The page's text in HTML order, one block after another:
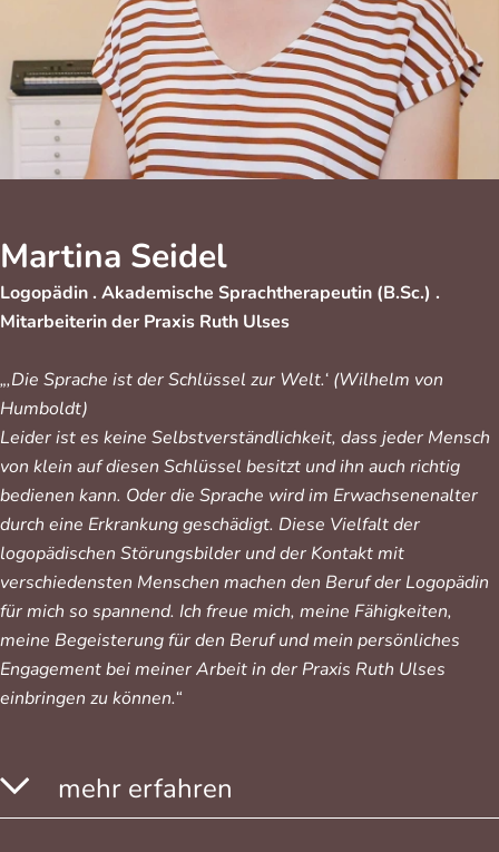
Martina Seidel
Logopädin . Akademische Sprachtherapeutin (B.Sc.) .
Mitarbeiterin der Praxis Ruth Ulses
„‚Die Sprache ist der Schlüssel zur Welt.‘ (Wilhelm von
Humboldt)
Leider ist es keine Selbstverständlichkeit, dass jeder Mensch
von klein auf diesen Schlüssel besitzt und ihn auch richtig
bedienen kann. Oder die Sprache wird im Erwachsenenalter
durch eine Erkrankung geschädigt. Diese Vielfalt der
logopädischen Störungsbilder und der Kontakt mit
verschiedensten Menschen machen den Beruf der Logopädin
für mich so spannend. Ich freue mich, meine Fähigkeiten,
meine Begeisterung für den Beruf und mein persönliches
Engagement bei meiner Arbeit in der Praxis Ruth Ulses
einbringen zu können.“
mehr erfahren